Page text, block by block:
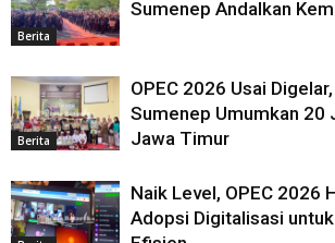
Berita
Sumenep Andalkan
Berita
OPEC 2026 Usai
Sumenep Umumkan 20
Jawa Timur
Naik Level, OPEC 2026
Adopsi Digitalisasi